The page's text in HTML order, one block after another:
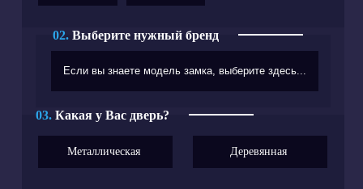
02. Выберите нужный бренд
03. Какая у Вас дверь?
Металлическая Деревянная